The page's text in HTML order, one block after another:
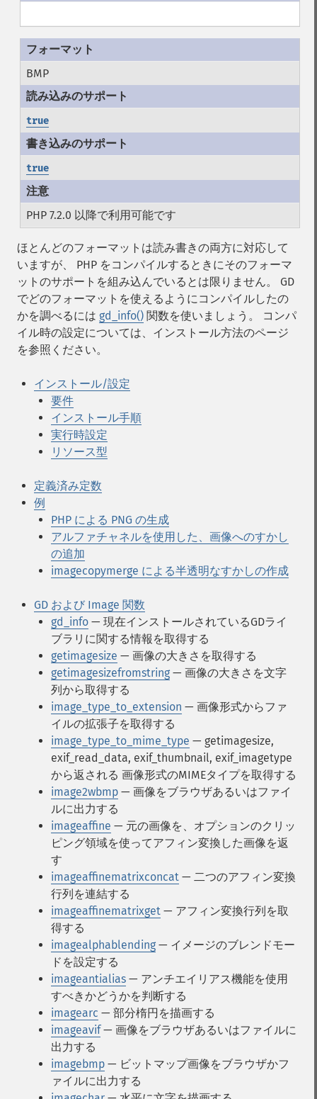
BMP
true
true
PHP 7.2.0 以降で利用可能です
ほとんどのフォーマットは読み書きの両方に対応して
いますが、 PHP をコンパイルするときにそのフォーマ
ットのサポートを組み込んでいるとは限りません。 GD
でどのフォーマットを使えるようにコンパイルしたの
かを調べるには gd_info() 関数を使いましょう。 コンパ
イル時の設定については、インストール方法のページ
を参照ください。
インストール/設定
要件
インストール手順
実行時設定
リソース型
定義済み定数
例
PHP による PNG の生成
アルファチャネルを使用した、画像へのすかし
の追加
imagecopymerge による半透明なすかしの作成
GD および Image 関数
gd_info — 現在インストールされているGDライ
ブラリに関する情報を取得する
getimagesize — 画像の大きさを取得する
getimagesizefromstring — 画像の大きさを文字
列から取得する
image_type_to_extension — 画像形式からファ
イルの拡張子を取得する
image_type_to_mime_type — getimagesize,
exif_read_data, exif_thumbnail, exif_imagetype
から返される 画像形式のMIMEタイプを取得する
image2wbmp — 画像をブラウザあるいはファイ
ルに出力する
imageaffine — 元の画像を、オプションのクリッ
ピング領域を使ってアフィン変換した画像を返
す
imageaffinematrixconcat — 二つのアフィン変換
行列を連結する
imageaffinematrixget — アフィン変換行列を取
得する
imagealphablending — イメージのブレンドモー
ドを設定する
imageantialias — アンチエイリアス機能を使用
すべきかどうかを判断する
imagearc — 部分楕円を描画する
imageavif— 画像をブラウザあるいはファイルに
出力する
imagebmp — ビットマップ画像をブラウザかフ
ァイルに出力する